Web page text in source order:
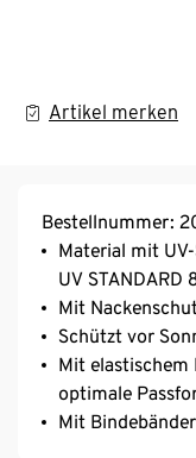
Artikel merken
Bestellnummer:
Material mit
UV STANDARD
Mit
Schützt vor
Mit elastischem
optimale
Mit